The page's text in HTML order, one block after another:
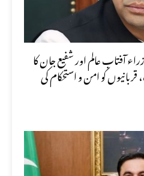
آفتاب عالم اور شفیع جان کا
کو امن و استحکام کی